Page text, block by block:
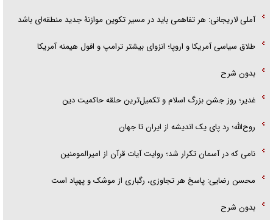
آملی لاریجانی: هر تفاهمی باید در مسیر تکوین موازنۀ جدید منطقه‌ای باشد
طلاق سیاسی آمریکا و اروپا؛ انزوای بیشتر ترامپ و افول هیمنه آمریکا
بدون شرح
غدیر؛ روز جشن بزرگ اسلام و تکمیل‌ترین حلقه حاکمیت دین
روح‌الله؛ رد پای یک اندیشه از ایران تا جهان
نامی که در آسمان تکرار شد؛ روایت آیات قرآن از امیرالمومنین
محسن رضایی: پاسخ هر تجاوزی، رگباری از موشک و پهپاد است
بدون شرح